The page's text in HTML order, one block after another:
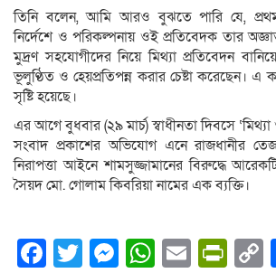
তিনি বলেন, আমি আরও বুঝতে পারি যে,
নির্দেশে ও পরিকল্পনায় ওই প্রতিবেদক তার
মুদ্রণ সহযোগীদের নিয়ে মিথ্যা প্রতিবেদন
ভূলুণ্ঠিত ও হেয়প্রতিপন্ন করার চেষ্টা করেছেন।
সৃষ্টি হয়েছে।
এর আগে বুধবার (২৯ মার্চ) স্বাধীনতা দিবসে
সংবাদ প্রকাশের অভিযোগ এনে রাজধানীর
নিরাপত্তা আইনে শামসুজ্জামানের বিরুদ্ধে
সৈয়দ মো. গোলাম কিবরিয়া নামের এক ব্যক্তি।
Facebook
Twitter
Messenger
Email